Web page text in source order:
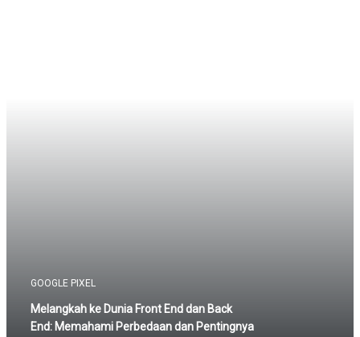
GOOGLE PIXEL
Melangkah ke Dunia Front End dan Back
End: Memahami Perbedaan dan Pentingnya